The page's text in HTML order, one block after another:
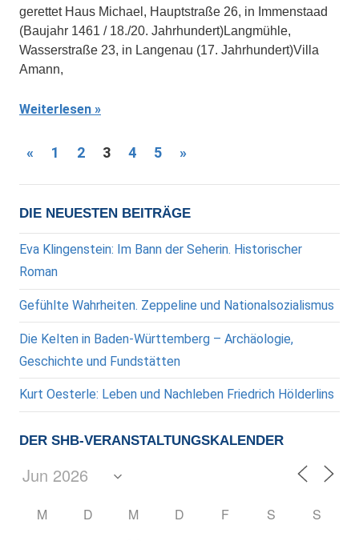
gerettet Haus Michael, Hauptstraße 26, in Immenstaad
(Baujahr 1461 / 18./20. Jahrhundert)Langmühle,
Wasserstraße 23, in Langenau (17. Jahrhundert)Villa
Amann,
Weiterlesen
Seitennummerierung
der
Beiträge
« Vorherige
1 2 3 4 5
Nächste
»
DIE NEUESTEN BEITRÄGE
Eva Klingenstein: Im Bann der Seherin. Historischer
Roman
Gefühlte Wahrheiten. Zeppeline und Nationalsozialismus
Die Kelten in Baden-Württemberg – Archäologie,
Geschichte und Fundstätten
Kurt Oesterle: Leben und Nachleben Friedrich Hölderlins
DER SHB-VERANSTALTUNGSKALENDER
M D M D F S S